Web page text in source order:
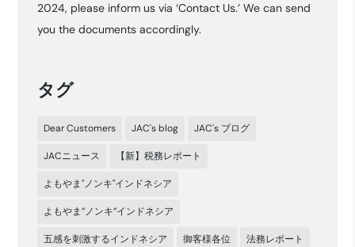
ブ
2024, please inform us via ‘Contact Us.’ We can send
you the documents accordingly.
タグ
Dear Customers JAC's blog JAC's ブログ
JACニュース 【新】税務レポート
よもやま"ノンキ"インドネシア
よもやま”ノンキ”インドネシア
五感を刺激するインドネシア 御客様各位 法務レポート